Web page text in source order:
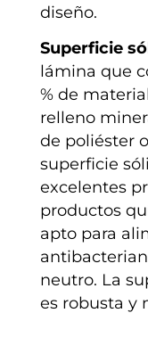
diseño.
Superficie
lámina que
% de
relleno
de poliéster
superficie
excelentes
productos
apto para
neutro. La
es robusta y